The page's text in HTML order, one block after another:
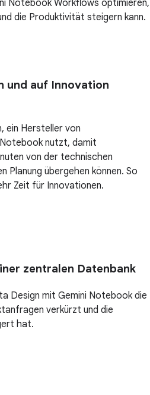
Notebook Workflows optimieren,
die Produktivität steigern kann.
und auf Innovation
ein Hersteller von
nutzt, damit
von der technischen
Planung übergehen können. So
Zeit für Innovationen.
zentralen Datenbank
Design mit Gemini Notebook die
verkürzt und die
hat.